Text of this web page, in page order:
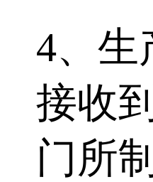
4、生
接收
门所